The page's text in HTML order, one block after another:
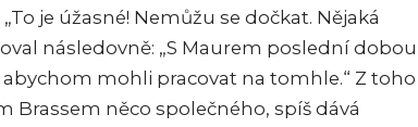
je úžasné! Nemůžu se dočkat. Nějaká
následovně: „S Maurem poslední dobou
mohli pracovat na tomhle.“ Z toho
Brassem něco společného, spíš dává